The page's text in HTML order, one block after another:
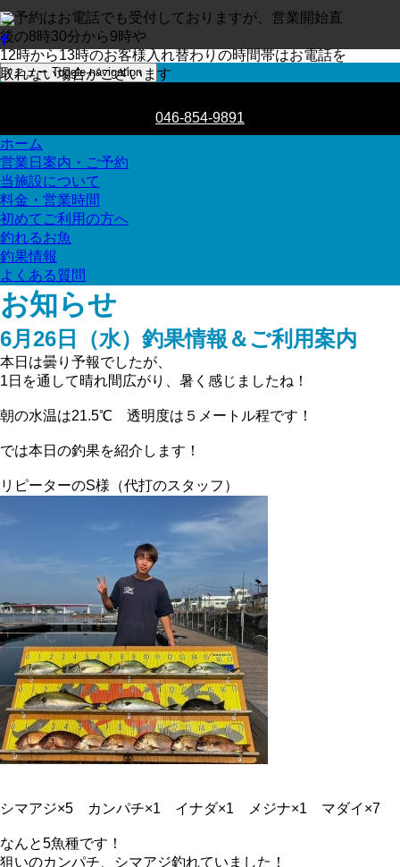
ご予約はお電話でも受付しておりますが、営業開始直
後の8時30分から9時や
12時から13時のお客様入れ替わりの時間帯はお電話を
取れない場合がございます
メニュー Toggle navigation
046-854-9891
ホーム
営業日案内・ご予約
当施設について
料金・営業時間
初めてご利用の方へ
釣れるお魚
釣果情報
よくある質問
お知らせ
6月26日（水）釣果情報＆ご利用案内
本日は曇り予報でしたが、
1日を通して晴れ間広がり、暑く感じましたね！
朝の水温は21.5℃ 透明度は５メートル程です！
では本日の釣果を紹介します！
リピーターのS様（代打のスタッフ）
シマアジ×5 カンパチ×1 イナダ×1 メジナ×1 マダイ×7
なんと5魚種です！
狙いのカンパチ、シマアジ釣れていました！